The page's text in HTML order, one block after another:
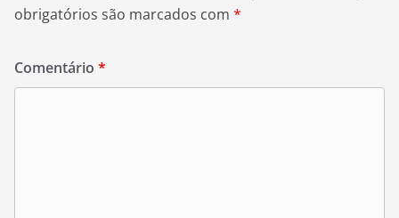
obrigatórios são marcados com *
Comentário *